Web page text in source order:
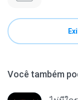
Você também